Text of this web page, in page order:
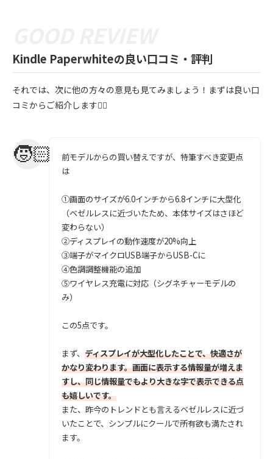
Kindle Paperwhiteの良い口コミ・評判
それでは、次に他の方々の意見も見てみましょう！まずは良い口
コミからご紹介します💁‍♀️
前モデルからの買い替えですが、特筆すべき変更点
は
①画面のサイズが6.0インチから6.8インチに大型化
（ベゼルレスに近づいたため、本体サイズはさほど
変わらない）
②ディスプレイの動作速度が20%向上
③端子がマイクロUSB端子からUSB-Cに
④色調調整機能の追加
⑤ワイヤレス充電に対応（シグネチャーモデルの
み）
この5点です。
まず、 ディスプレイが大型化したことで、快適さが
かなり変わります。画面に表示する情報量が増えま
すし、同じ情報量でもより大きな字で表示できる点
も嬉しいです。
また、昨今のトレンドとも言えるベゼルレスに近づ
いたことで、シンプルにクールで所有欲も満たされ
ます。